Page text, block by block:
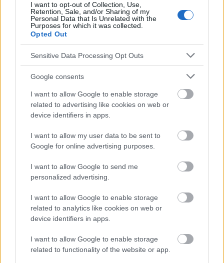
I want to opt-out of Collection, Use,
Retention, Sale, and/or Sharing of my
Personal Data that Is Unrelated with the
Purposes for which it was collected.
Opted Out
Sensitive Data Processing Opt Outs
Google consents
I want to allow Google to enable storage
related to advertising like cookies on web or
device identifiers in apps.
I want to allow my user data to be sent to
Google for online advertising purposes.
I want to allow Google to send me
personalized advertising.
I want to allow Google to enable storage
related to analytics like cookies on web or
device identifiers in apps.
I want to allow Google to enable storage
related to functionality of the website or app.
Die Inhalte und Materialien auf dieser Website dienen nur zu
Bildungs- und Informationszwecken. Der Herausgeber und die
Redaktion der Website sind nicht für die Ergebnisse ihrer
der Website verwenden, ist es unbedingt erforderlich, einen Arzt
Werbung: